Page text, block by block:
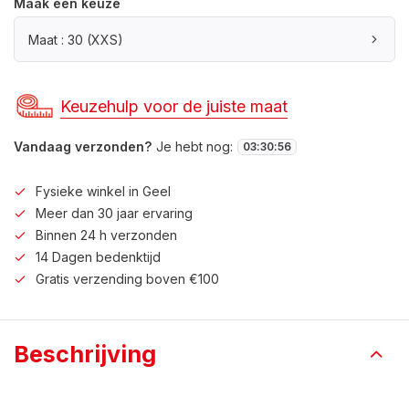
Maak een keuze
Maat : 30 (XXS)
Keuzehulp voor de juiste maat
Vandaag verzonden? Je hebt nog: 03:30:56
Fysieke winkel in Geel
Meer dan 30 jaar ervaring
Binnen 24 h verzonden
14 Dagen bedenktijd
Gratis verzending boven €100
Beschrijving